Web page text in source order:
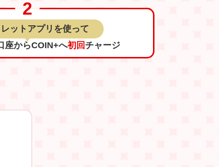
ット アプリを使って
座からCOIN+へ初回 チャージ